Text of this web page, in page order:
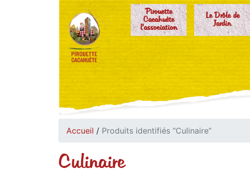
Pirouette
Cacahuète
l'association
Le Drôle de
Jardin
Accueil / Produits identifiés “Culinaire”
Culinaire